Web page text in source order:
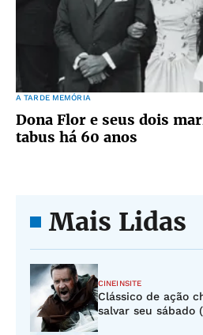
A TARDE MEMÓRIA
Dona Flor e seus dois
tabus há 60 anos
Mais Lidas
CINEINSITE
Clássico de ação
salvar seu sábado